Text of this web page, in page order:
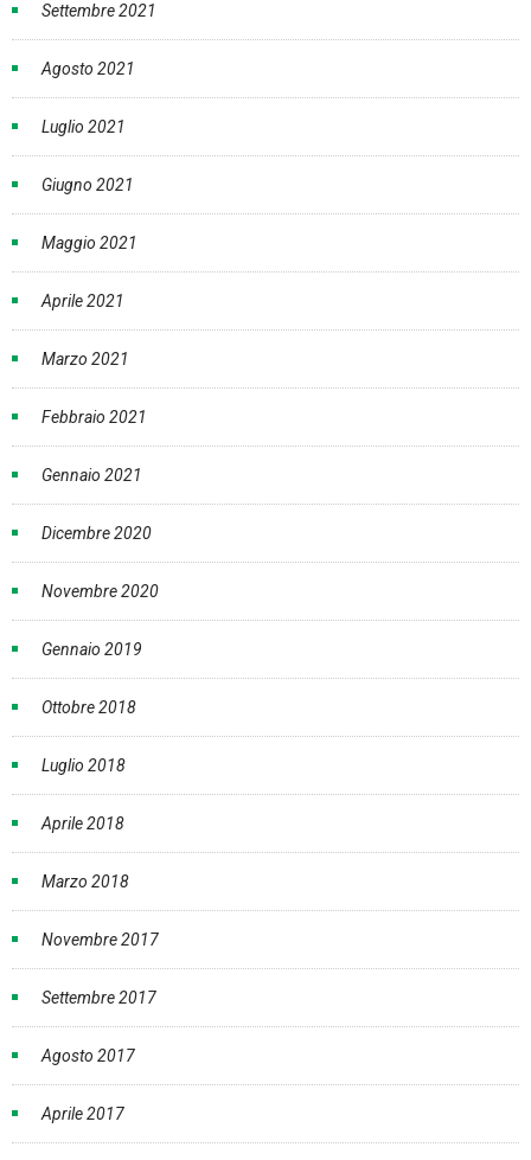
Settembre 2021
Agosto 2021
Luglio 2021
Giugno 2021
Maggio 2021
Aprile 2021
Marzo 2021
Febbraio 2021
Gennaio 2021
Dicembre 2020
Novembre 2020
Gennaio 2019
Ottobre 2018
Luglio 2018
Aprile 2018
Marzo 2018
Novembre 2017
Settembre 2017
Agosto 2017
Aprile 2017